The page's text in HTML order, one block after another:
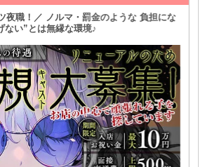
夜職！／ ノルマ・罰金のような 負担にな
い”とは無縁な環境♪